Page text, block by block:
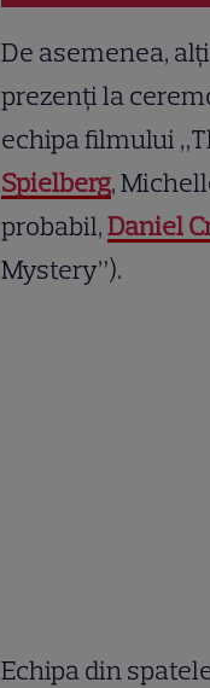
De asemenea,
prezenţi la
echipa filmului
Spielberg,
probabil,Daniel
Mystery”).
Echipa din